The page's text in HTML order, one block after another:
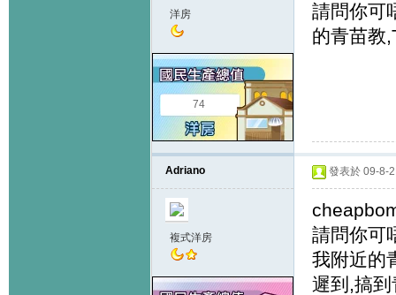
洋房
74
請問你可
的青苗教
Adriano
複式洋房
發表於 09-8-
請問你可
我附近的
遲到,搞